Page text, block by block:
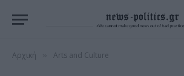
Αρχική Arts and Culture